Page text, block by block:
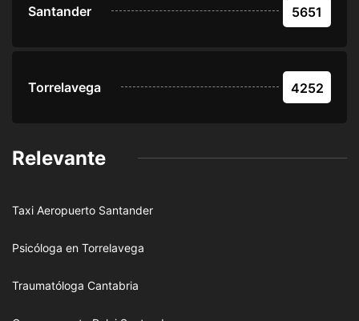
Santander 5651
Torrelavega 4252
Relevante
Taxi Aeropuerto Santander
Psicóloga en Torrelavega
Traumatóloga Cantabria